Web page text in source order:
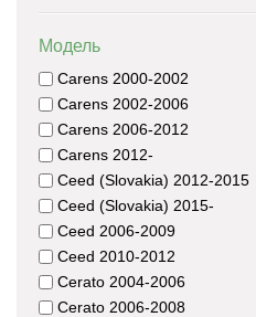
Модель
Carens 2000-2002
Carens 2002-2006
Carens 2006-2012
Carens 2012-
Ceed (Slovakia) 2012-2015
Ceed (Slovakia) 2015-
Ceed 2006-2009
Ceed 2010-2012
Cerato 2004-2006
Cerato 2006-2008